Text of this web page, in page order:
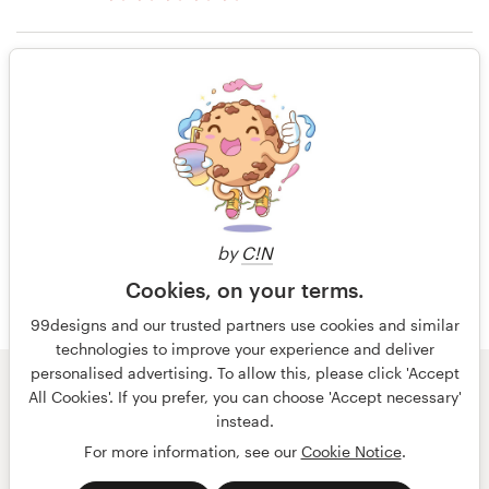
by C!N
Cookies, on your terms.
99designs and our trusted partners use cookies and similar
technologies to improve your experience and deliver
personalised advertising. To allow this, please click 'Accept
All Cookies'. If you prefer, you can choose 'Accept necessary'
instead.
For more information, see our Cookie Notice.
Michael.thomas
Voir leur concours de Couverture de
livre ou de magazine
il y a 14 ans
Gonzalez189977
Voir leur concours de Couverture de
livre ou de magazine
© 99designs
par Vista
Confidentialité
Nederlands English